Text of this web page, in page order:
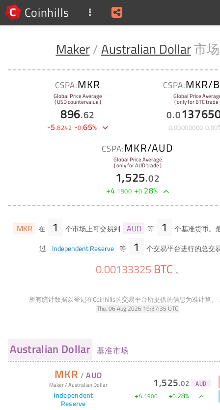
Coinhills
Maker/Australian Dollar市场
CSPA:MKR
Global Price Average
( USD countervalue )
896.62
-5.8242 -0.65%
CSPA:MKR/
Global Price
( only for BTC trade
0.0
0.00000000 0.00
CSPA:MKR/AUD
Global Price Average
( only for AUD trade )
1,525.02
+4.1900 +0.28%
MKR 在 1 个市场上可交易到 AUD 等 1
个基准货币。
过
Independent Reserve 等 1 个交易平台进行的总交
0.00133325 BTC 。
所有统计数据以登记在Coinhills的交易平台所提供的信息为准计算。
Thu, 06 Aug 2026 19:37:35 UTC
Australian Dollar 基准市场
MKR /AUD
Maker/Australian Dollar
Independent
Reserve
1,525.02 AUD
+4.1900 +0.28%